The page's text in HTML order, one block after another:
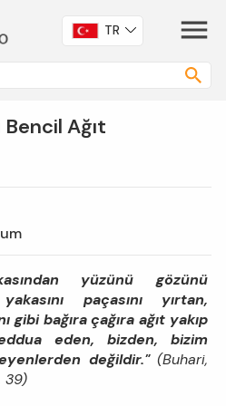
TR
Ağıt
yüzünü gözünü
paçasını yırtan,
gibi bağıra çağıra ağıt yakıp
eden, bizden, bizim
değildir." (Buhari,
39)